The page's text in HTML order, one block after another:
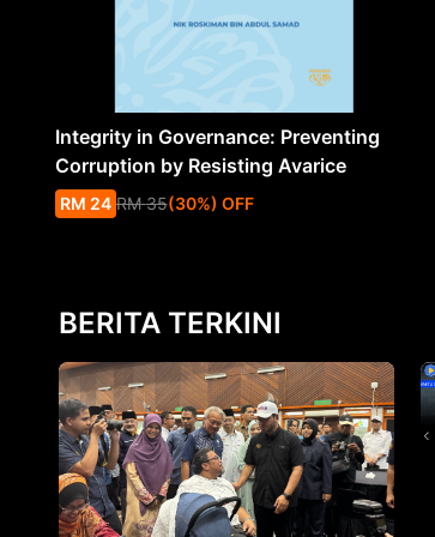
Integrity in Governance: Preventing
Corruption by Resisting Avarice
RM 24 RM 35(30%) OFF
BERITA TERKINI